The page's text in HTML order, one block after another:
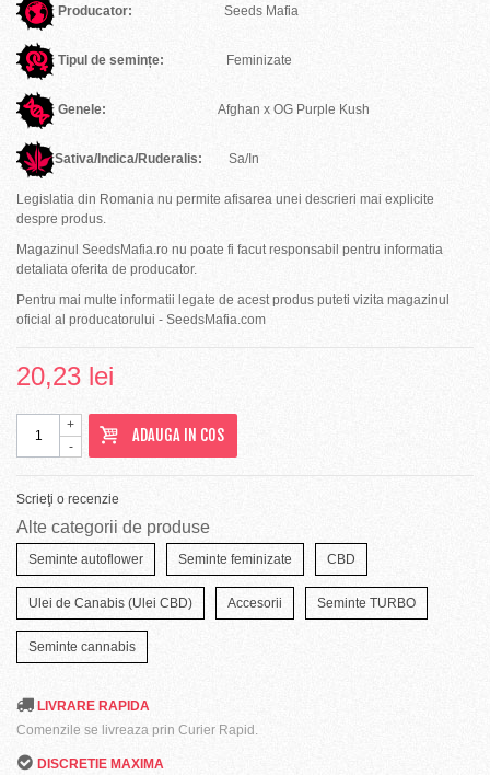
Producator: Seeds Mafia
Tipul de semințe: Feminizate
Genele: Afghan x OG Purple Kush
Sativa/Indica/Ruderalis: Sa/In
Legislatia din Romania nu permite afisarea unei descrieri mai explicite
despre produs.
Magazinul SeedsMafia.ro nu poate fi facut responsabil pentru informatia
detaliata oferita de producator.
Pentru mai multe informatii legate de acest produs puteti vizita magazinul
oficial al producatorului - SeedsMafia.com
20,23 lei
-
+
ADAUGA IN COS
Scrieţi o recenzie
Alte categorii de produse
Seminte autoflower Seminte feminizate CBD
Ulei de Canabis (Ulei CBD) Accesorii Seminte TURBO
Seminte cannabis
LIVRARE RAPIDA
Comenzile se livreaza prin Curier Rapid.
DISCRETIE MAXIMA